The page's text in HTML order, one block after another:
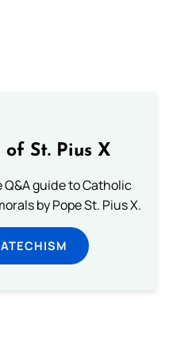
of St. Pius X
guide to Catholic
by Pope St. Pius X.